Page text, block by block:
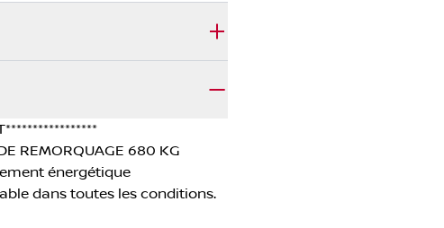
REMORQUAGE 680 KG
énergétique
dans toutes les conditions.